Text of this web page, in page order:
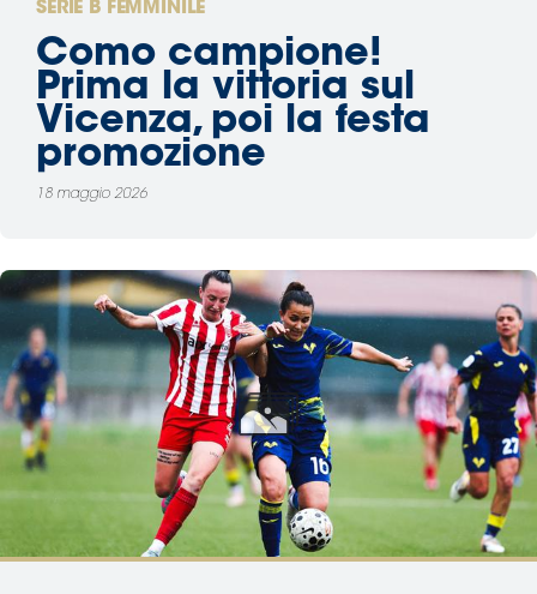
SERIE B FEMMINILE
Como campione!
Prima la vittoria sul
Vicenza, poi la festa
promozione
18 maggio 2026